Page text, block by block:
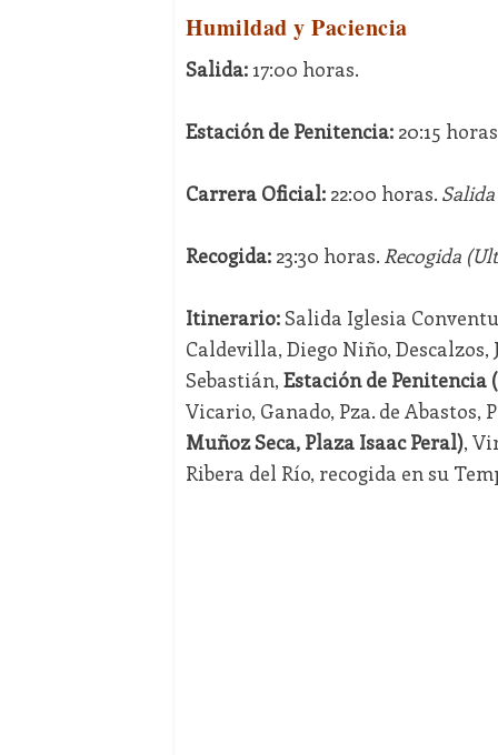
Humildad y Paciencia
Salida:17:00 horas.
Estación de Penitencia: 20:15
Carrera Oficial:22:00 horas.
Recogida:23:30 horas. Recogida
Itinerario:Salida Iglesia
Caldevilla, Diego Niño, Descalzos,
Sebastián, Estación de Penitencia
Vicario, Ganado, Pza. de
Muñoz Seca, Plaza Isaac Peral),
Ribera del Río, recogida en su